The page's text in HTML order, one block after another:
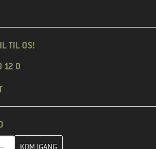
TIL OS!
12 0
her, og opret i næste trin din